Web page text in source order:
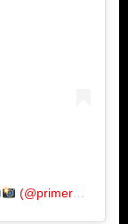
(@primeralinea.com.co)